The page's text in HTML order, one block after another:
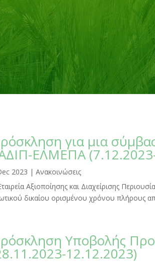
για μια
ΕΛΜΕΠΑ
2023 |Ανακοινώσεις
Αξιοποίησης και Διαχείρισης
δικαίου ορισμένου χρόνου πλήρους
Υποβολής
12.12.2023)